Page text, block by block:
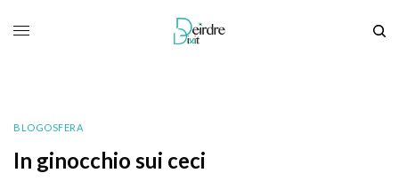
BLOGOSFERA
In ginocchio sui ceci